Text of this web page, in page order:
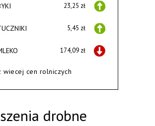
23,25 zł
5,45 zł
174,09 zł
wiecej cen rolniczych
drobne